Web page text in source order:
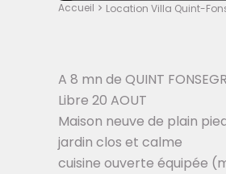
Accueil Location Villa Quint-
A 8 mn de QUINT
Libre 20 AOUT
Maison neuve de plain
jardin clos et calme
cuisine ouverte équipée